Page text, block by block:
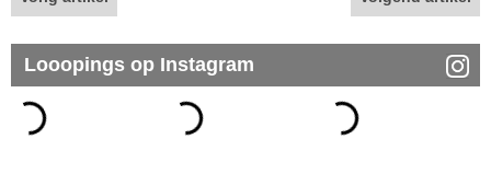
Looopings op Instagram